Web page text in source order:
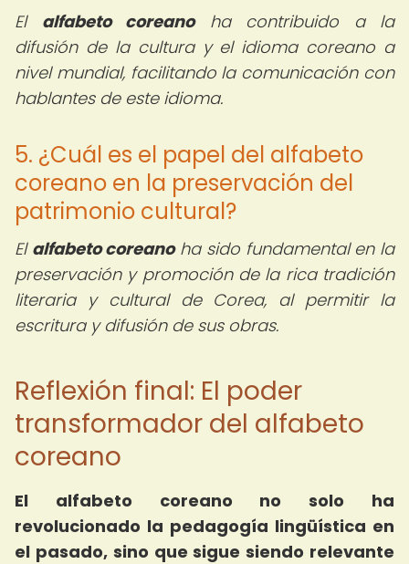
El alfabeto coreanoha contribuido a la
difusión de la cultura y el idioma coreano a
nivel mundial, facilitando la comunicación con
hablantes de este idioma.
5. ¿Cuál es el papel del alfabeto
coreano en la preservación del
patrimonio cultural?
El alfabeto coreanoha sido fundamental en la
preservación y promoción de la rica tradición
literaria y cultural de Corea, al permitir la
escritura y difusión de sus obras.
Reflexión final: El poder
transformador del alfabeto
coreano
El alfabeto coreano no solo ha
revolucionado la pedagogía lingüística en
el pasado, sino que sigue siendo relevante